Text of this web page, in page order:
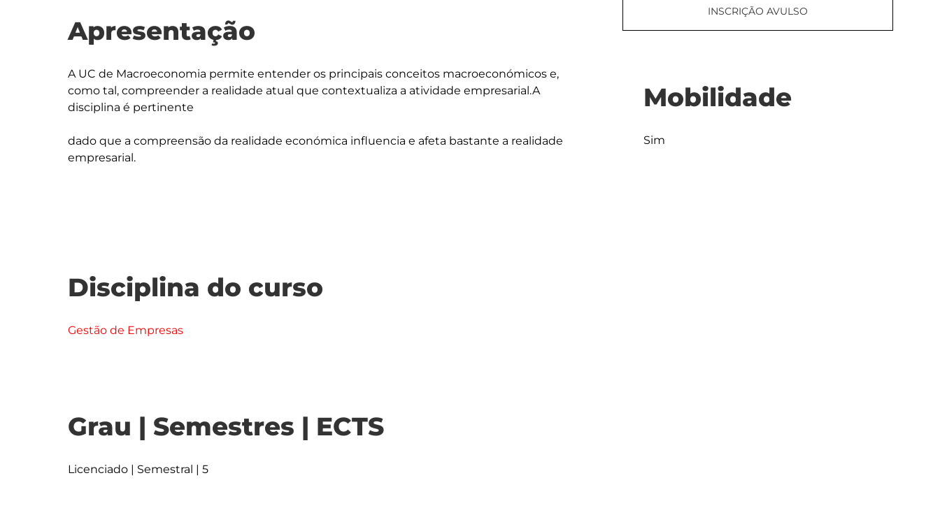
Apresentação
A UC de Macroeconomia permite entender os principais conceitos macroeconómicos e,
como tal, compreender a realidade atual que contextualiza a atividade empresarial.A
disciplina é pertinente
dado que a compreensão da realidade económica influencia e afeta bastante a realidade
empresarial.
Disciplina do curso
Gestão de Empresas
Grau | Semestres | ECTS
Licenciado | Semestral | 5
INSCRIÇÃO AVULSO
Mobilidade
Sim